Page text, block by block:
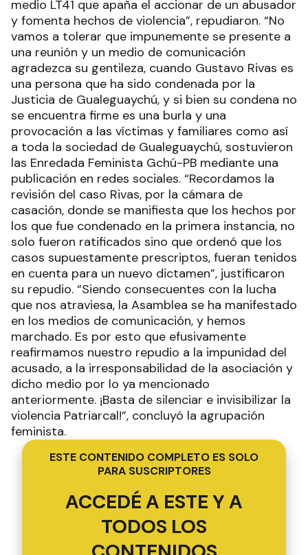
medio LT41 que apaña el accionar de un abusador
y fomenta hechos de violencia”, repudiaron. “No
vamos a tolerar que impunemente se presente a
una reunión y un medio de comunicación
agradezca su gentileza, cuando Gustavo Rivas es
una persona que ha sido condenada por la
Justicia de Gualeguaychú, y si bien su condena no
se encuentra firme es una burla y una
provocación a las víctimas y familiares como así
a toda la sociedad de Gualeguaychú, sostuvieron
las Enredada Feminista Gchú-PB mediante una
publicación en redes sociales. “Recordamos la
revisión del caso Rivas, por la cámara de
casación, donde se manifiesta que los hechos por
los que fue condenado en la primera instancia, no
solo fueron ratificados sino que ordenó que los
casos supuestamente prescriptos, fueran tenidos
en cuenta para un nuevo dictamen”, justificaron
su repudio. “Siendo consecuentes con la lucha
que nos atraviesa, la Asamblea se ha manifestado
en los medios de comunicación, y hemos
marchado. Es por esto que efusivamente
reafirmamos nuestro repudio a la impunidad del
acusado, a la irresponsabilidad de la asociación y
dicho medio por lo ya mencionado
anteriormente. ¡Basta de silenciar e invisibilizar la
violencia Patriarcal!”, concluyó la agrupación
feminista.
ESTE CONTENIDO COMPLETO ES SOLO
PARA SUSCRIPTORES
ACCEDÉ A ESTE Y A
TODOS LOS